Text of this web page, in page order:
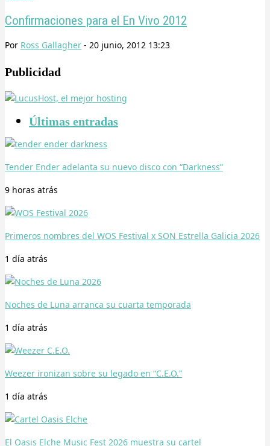
Confirmaciones para el En Vivo 2012
Por Ross Gallagher - 20 junio, 2012 13:23
Publicidad
Últimas entradas
Tender Ender adelanta su nuevo disco con “Darkness”
9 horas atrás
Primeros nombres del WOS Festival x SON Estrella Galicia 2026
1 día atrás
Noches de Luna arranca su cuarta temporada
1 día atrás
Weezer ironizan sobre su legado en “C.E.O.”
1 día atrás
El Oasis Elche Music Fest 2026 muestra su cartel